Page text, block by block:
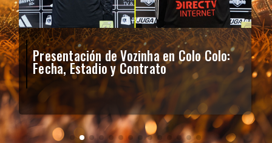
Presentación de Vozinha en Colo Colo:
Fecha, Estadio y Contrato